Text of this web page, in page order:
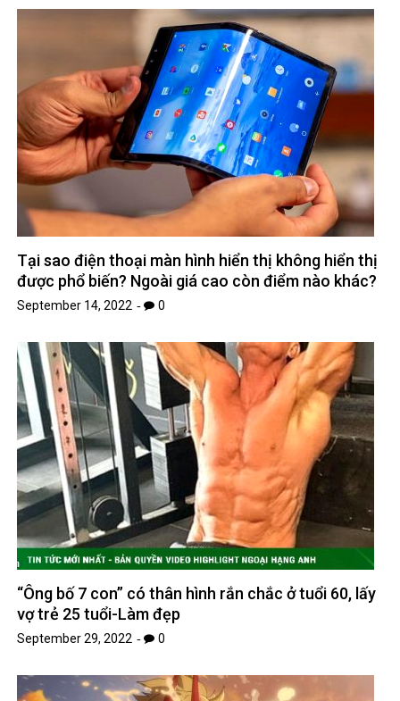
Tại sao điện thoại màn hình hiển thị không hiển thị
được phổ biến? Ngoài giá cao còn điểm nào khác?
September 14, 2022 0
“Ông bố 7 con” có thân hình rắn chắc ở tuổi 60, lấy
vợ trẻ 25 tuổi-Làm đẹp
September 29, 2022 0